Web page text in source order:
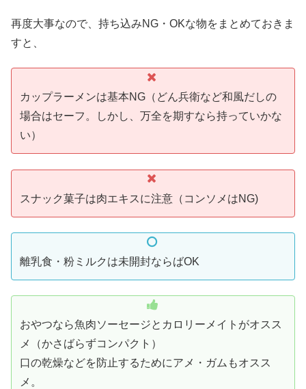
再度大事なので、持ち込みNG・OKな物をまとめておきま
すと、
カップラーメンは基本NG（どん兵衛など和風だしの
場合はセーフ。しかし、万全を期すなら持っていかな
い）
スナック菓子は肉エキスに注意（コンソメはNG)
離乳食・粉ミルクは未開封ならばOK
おやつなら魚肉ソーセージとカロリーメイトがオスス
メ（かさばらずコンパクト）
口の乾燥などを防止するためにアメ・ガムもオスス
メ。